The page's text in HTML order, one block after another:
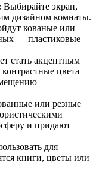
Выбирайте экран,
дизайном комнаты.
кованые или
— пластиковые
стать акцентным
цвета
или резные
и придают
для
книги, цветы или